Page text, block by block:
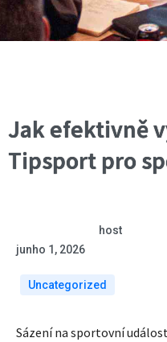
Jak efektivně
Tipsport pro
host
junho 1, 2026
Uncategorized
Sázení na sportovní